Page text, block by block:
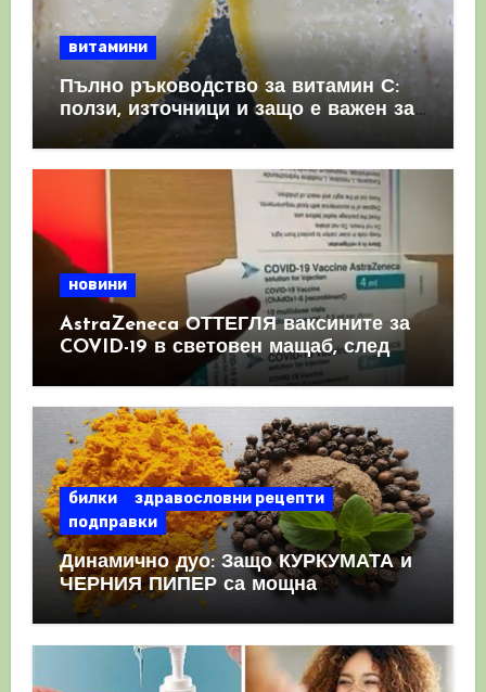
витамини
Пълно ръководство за витамин С:
ползи, източници и защо е важен за
имунната система
новини
AstraZeneca ОТТЕГЛЯ ваксините за
COVID-19 в световен мащаб, след
като призна, че те причиняват
билки
здравословни рецепти
подправки
Динамично дуо: Защо КУРКУМАТА и
ЧЕРНИЯ ПИПЕР са мощна
комбинация